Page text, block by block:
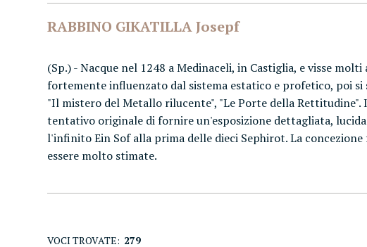
RABBINO GIKATILLA Josepf
(Sp.) - Nacque nel 1248 a Medinaceli, in Castiglia, e visse
fortemente influenzato dal sistema estatico e profetico, poi si
"Il mistero del Metallo rilucente", "Le Porte della
tentativo originale di fornire un'esposizione dettagliata,
l'infinito Ein Sof alla prima delle dieci Sephirot. La
essere molto stimate.
VOCI TROVATE: 279